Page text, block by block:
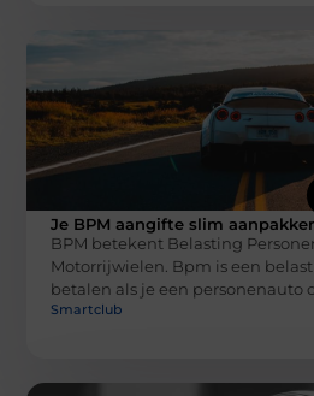
Je BPM aangifte slim
BPM betekent Belasting
Motorrijwielen. Bpm is een
betalen als je een personenauto
Smartclub